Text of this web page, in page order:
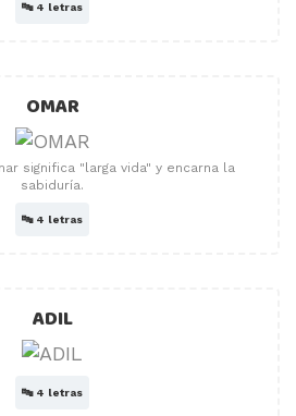
🔤 4 letras
OMAR
significa "larga vida" y encarna la
sabiduría.
🔤 4 letras
ADIL
🔤 4 letras